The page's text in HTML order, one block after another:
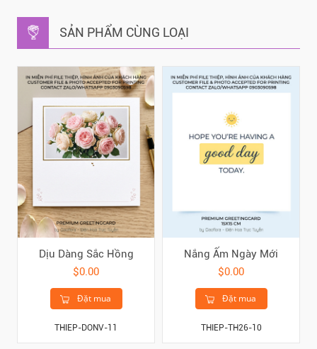
SẢN PHẨM CÙNG LOẠI
Dịu Dàng Sắc Hồng
$0.00
Đặt mua
THIEP-DONV-11
Nắng Ấm Ngày Mới
$0.00
Đặt mua
THIEP-TH26-10